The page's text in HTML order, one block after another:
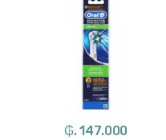
₲. 147.000